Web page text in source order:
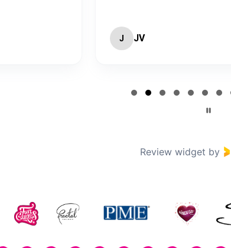
J JV
Review widget by